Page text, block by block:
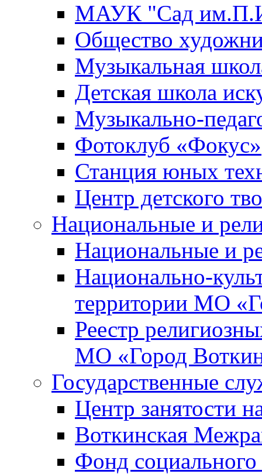
МАУК "Сад
Общество
Музыкальная
Детская школа
Музыкально-
Фотоклуб «Фокус»
Станция юных
Центр детского
Национальные и
Национальные и
Национально-
территории МО
Реестр
МО «Город
Государственные
Центр занятости
Воткинская
Фонд